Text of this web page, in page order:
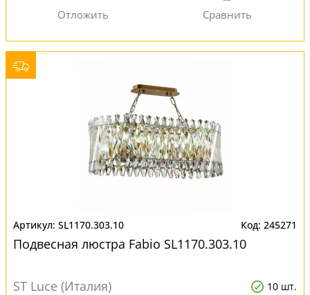
SL1170.303.10 245271
Подвесная люстра Fabio SL1170.303.10
ST Luce (Италия) 10 шт.